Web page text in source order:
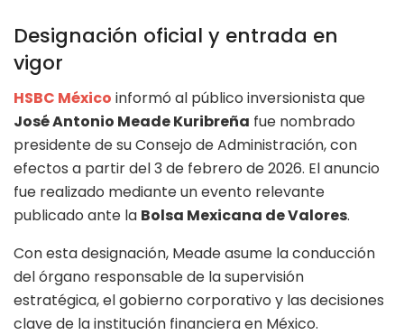
Designación oficial y entrada en
vigor
HSBC México informó al público inversionista que
José Antonio Meade Kuribreña fue nombrado
presidente de su Consejo de Administración, con
efectos a partir del 3 de febrero de 2026. El anuncio
fue realizado mediante un evento relevante
publicado ante la Bolsa Mexicana de Valores.
Con esta designación, Meade asume la conducción
del órgano responsable de la supervisión
estratégica, el gobierno corporativo y las decisiones
clave de la institución financiera en México.